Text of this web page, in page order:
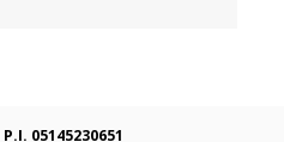
P.I. 05145230651